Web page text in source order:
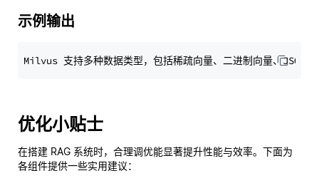
示例输出
优化小贴士
在搭建 RAG 系统时，合理调优能显著提升性能与效率。下面为
各组件提供一些实用建议：